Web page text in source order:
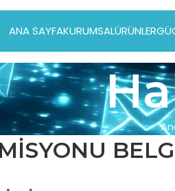
ANA SAYFAKURUMSALÜRÜNLER